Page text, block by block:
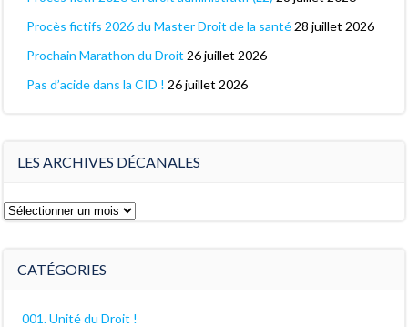
Procès fictifs 2026 du Master Droit de la santé 28 juillet 2026
Prochain Marathon du Droit 26 juillet 2026
Pas d’acide dans la CID ! 26 juillet 2026
LES ARCHIVES DÉCANALES
Les
CATÉGORIES
001. Unité du Droit !